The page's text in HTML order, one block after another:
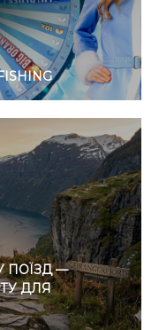
ПОЇЗД —
ДЛЯ